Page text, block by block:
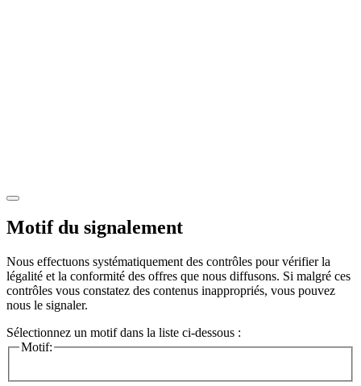
Motif du signalement
Nous effectuons systématiquement des contrôles pour vérifier la
légalité et la conformité des offres que nous diffusons. Si malgré ces
contrôles vous constatez des contenus inappropriés, vous pouvez
nous le signaler.
Sélectionnez un motif dans la liste ci-dessous :
Motif: